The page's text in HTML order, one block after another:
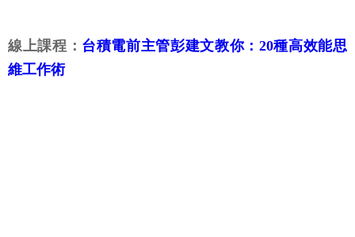
線上課程： 台積電前主管彭建文教你：20種高效能思
維工作術